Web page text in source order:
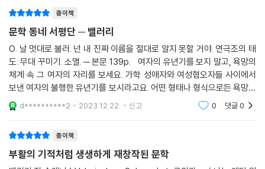
종이책
문학 동네 서평단 ─ 밸러리
O. 날 멋대로 불러. 넌 내 진짜 이름을 절대로 알지 못할 거야. 연극조의 태
도. 무대 꾸미기. 소멸. ─ 본문 139p. 여자의 유년기를 보지 말고, 욕망의
체계 속 그 여자의 자리를 보세요. 가학 성애자와 여성혐오자들 사이에서
보낸 여자의 불행한 유년기를 보시라고요. 어떤 형태나 형식으로든 욕망이
라는 선택지는 없죠. 절단된 리비도 덕분에, 어떤 경우에는 절단된 성기나
d**********2 2023.12.22. 신고 0 댓글0
종이책
부활의 기적처럼 생생하게 재창작된 문학